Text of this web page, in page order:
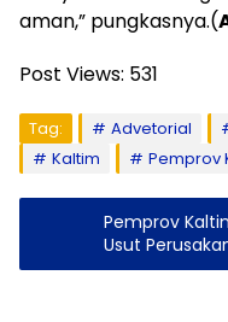
aman,” pungkasnya.(
Post Views: 531
Tag: Advetorial
Kaltim
Pemprov
Pemprov
Usut